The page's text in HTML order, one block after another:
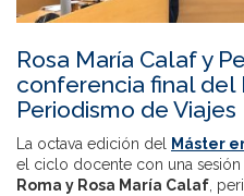
Rosa María Calaf y
conferencia final del
Periodismo de Viajes
La octava edición del Máster
el ciclo docente con una
Roma y Rosa María Calaf,